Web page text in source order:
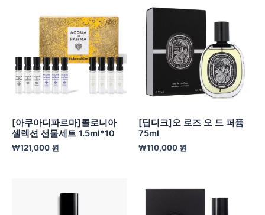
[아쿠아디파르마]콜로니아
셀렉션 선물세트 1.5ml*10
₩121,000 원
[딥디크]오 로즈 오 드 퍼퓸
75ml
₩110,000 원